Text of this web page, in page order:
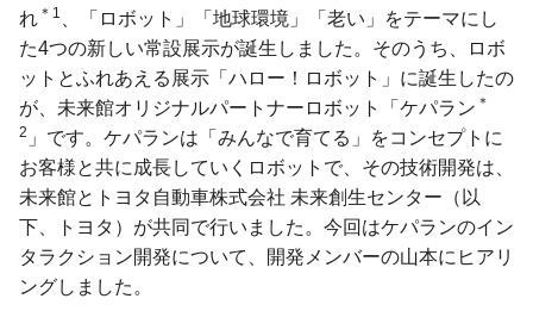
れ ＊1
、「ロボット」「地球環境」「老い」をテーマにし
た4つの新しい常設展示が誕生しました。そのうち、ロボ
ットとふれあえる展示「ハロー！ロボット」に誕生したの
が、未来館オリジナルパートナーロボット「ケパラン ＊
2 」です。ケパランは「みんなで育てる」をコンセプトに
お客様と共に成長していくロボットで、その技術開発は、
未来館とトヨタ自動車株式会社 未来創生センター（以
下、トヨタ）が共同で行いました。今回はケパランのイン
タラクション開発について、開発メンバーの山本にヒアリ
ングしました。